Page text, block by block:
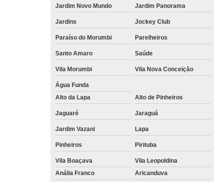
Jardim Novo Mundo Jardim Panorama
Jardins Jockey Club
Paraíso do Morumbi Parelheiros
Santo Amaro Saúde
Vila Morumbi Vila Nova Conceição
Água Funda
Alto da Lapa
Alto de Pinheiros
Jaguaré Jaraguá
Jardim Vazani Lapa
Pinheiros Pirituba
Vila Boaçava Vila Leopoldina
Anália Franco
Aricanduva